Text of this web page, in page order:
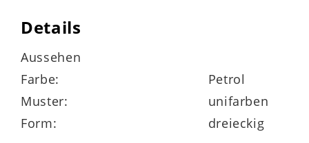
in allen Wohnräumen einsetzbar
Details
Aussehen
Farbe:
Petrol
Muster:
unifarben
Form:
dreieckig